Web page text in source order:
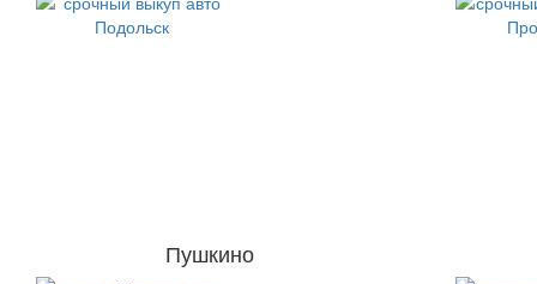
Пушкино